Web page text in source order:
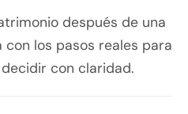
después de una
con los pasos reales para
con claridad.